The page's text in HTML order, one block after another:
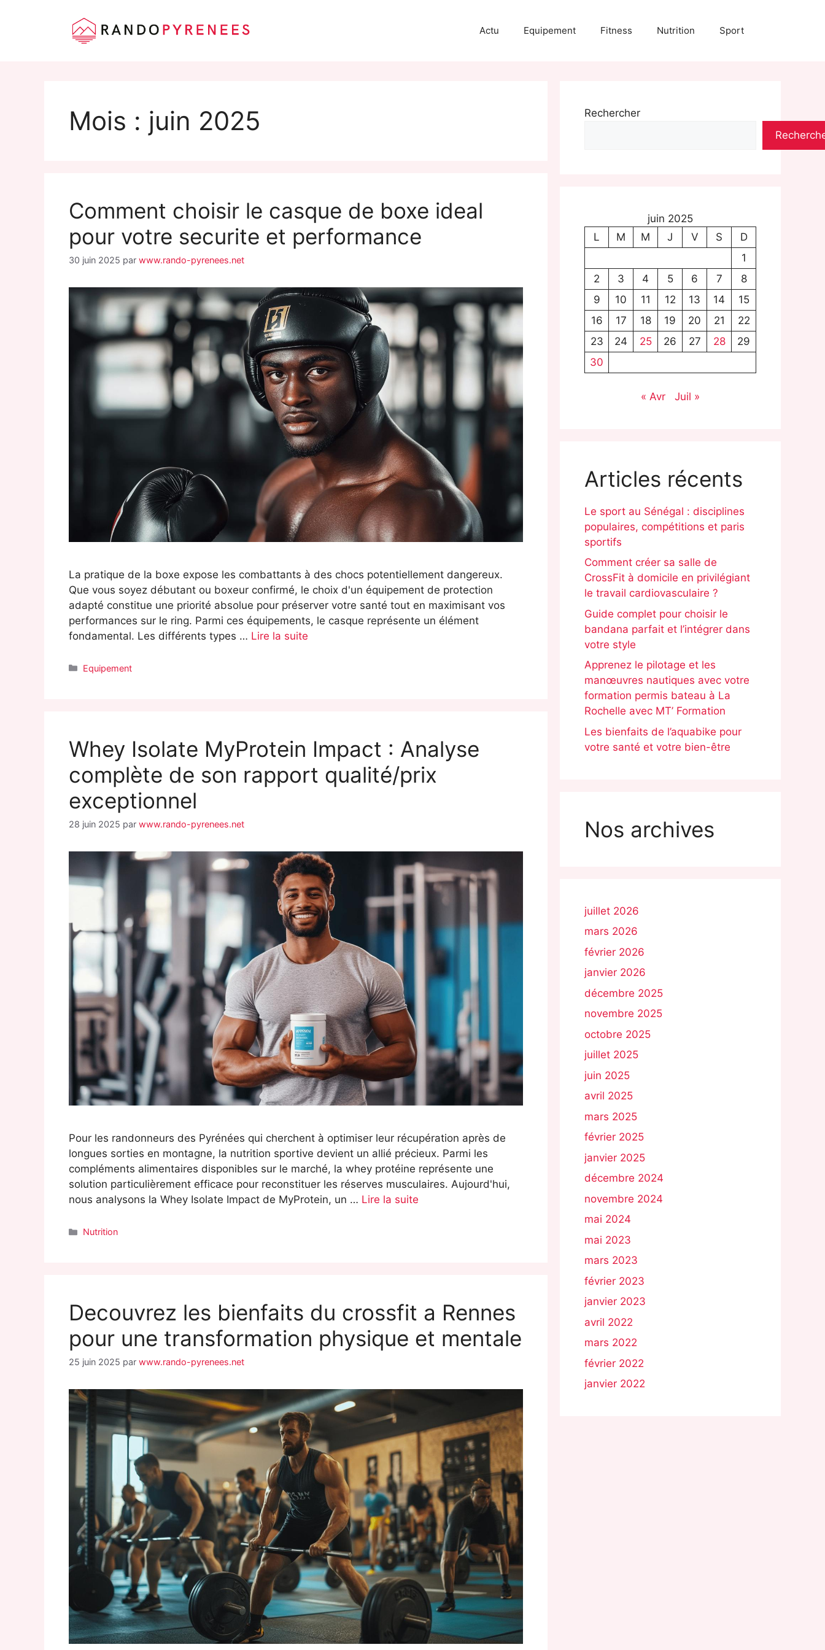
Actu Equipement Fitness Nutrition Sport
Mois : juin 2025
Comment choisir le casque de boxe ideal
pour votre securite et performance
30 juin 2025 par www.rando-pyrenees.net
La pratique de la boxe expose les combattants à des chocs potentiellement dangereux.
Que vous soyez débutant ou boxeur confirmé, le choix d'un équipement de protection
adapté constitue une priorité absolue pour préserver votre santé tout en maximisant vos
performances sur le ring. Parmi ces équipements, le casque représente un élément
fondamental. Les différents types … Lire la suite
Catégories
Equipement
Whey Isolate MyProtein Impact : Analyse
complète de son rapport qualité/prix
exceptionnel
28 juin 2025 par www.rando-pyrenees.net
Pour les randonneurs des Pyrénées qui cherchent à optimiser leur récupération après de
longues sorties en montagne, la nutrition sportive devient un allié précieux. Parmi les
compléments alimentaires disponibles sur le marché, la whey protéine représente une
solution particulièrement efficace pour reconstituer les réserves musculaires. Aujourd'hui,
nous analysons la Whey Isolate Impact de MyProtein, un … Lire la suite
Catégories
Nutrition
Decouvrez les bienfaits du crossfit a Rennes
pour une transformation physique et mentale
25 juin 2025 par www.rando-pyrenees.net
Rechercher
juin 2025
L
M M J V S
D
1
2
3 4 5 6 7
8
9
10 11 12 13 14
15
16
17 18 19 20 21
22
23
24 25 26 27 28
29
30
« Avr Juil »
Articles récents
Le sport au Sénégal : disciplines
populaires, compétitions et paris
sportifs
Comment créer sa salle de
CrossFit à domicile en privilégiant
le travail cardiovasculaire ?
Guide complet pour choisir le
bandana parfait et l’intégrer dans
votre style
Apprenez le pilotage et les
manœuvres nautiques avec votre
formation permis bateau à La
Rochelle avec MT’ Formation
Les bienfaits de l’aquabike pour
votre santé et votre bien-être
Nos archives
juillet 2026
mars 2026
février 2026
janvier 2026
décembre 2025
novembre 2025
octobre 2025
juillet 2025
juin 2025
avril 2025
mars 2025
février 2025
janvier 2025
décembre 2024
novembre 2024
mai 2024
mai 2023
mars 2023
février 2023
janvier 2023
avril 2022
mars 2022
février 2022
janvier 2022